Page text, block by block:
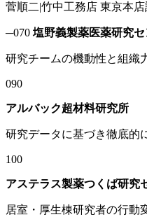
菅順二|竹中工務店 東京本
─070 塩野義製薬医薬研究
研究チームの機動性と組織
090
アルバック超材料研究所
研究データに基づき徹底的
100
アステラス製薬つくば研究
居室・厚生棟研究者の行動